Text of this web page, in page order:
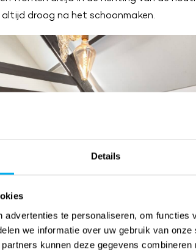
Details
advertenties te personaliseren, om functies
we informatie over uw gebruik van
kunnen deze gegevens
droog na het schoonmaken.